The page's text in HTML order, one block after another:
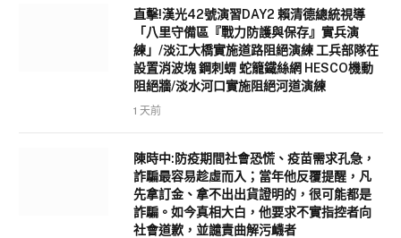
直擊!漢光42號演習DAY2 賴清德總統視導
「八里守備區『戰力防護與保存』實兵演
練」/淡江大橋實施道路阻絕演練 工兵部隊在
設置消波塊 鋼刺蝟 蛇籠鐵絲網 HESCO機動
阻絕牆/淡水河口實施阻絕河道演練
1 天前
陳時中:防疫期間社會恐慌、疫苗需求孔急，
詐騙最容易趁虛而入；當年他反覆提醒，凡
先拿訂金、拿不出出貨證明的，很可能都是
詐騙。如今真相大白，他要求不實指控者向
社會道歉，並譴責曲解污衊者